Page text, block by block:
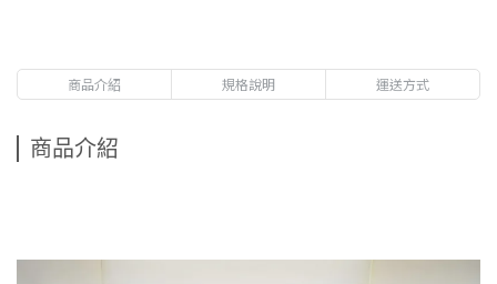
商品介紹 規格說明 運送方式
商品介紹